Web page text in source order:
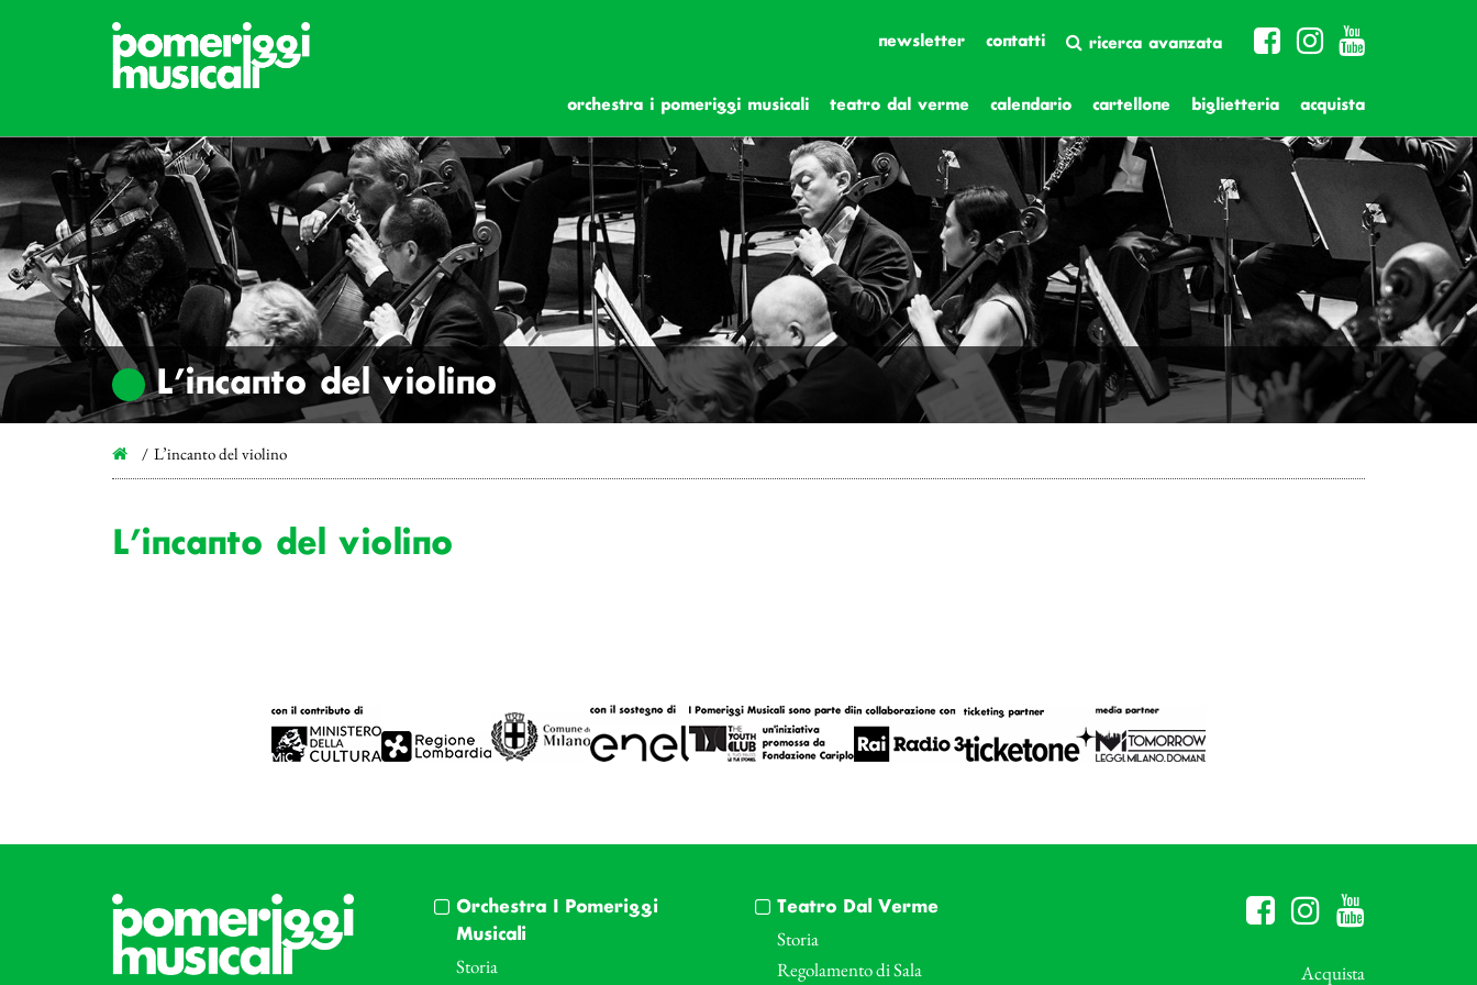
newsletter contatti ricerca avanzata
orchestra i pomeriggi musicali teatro dal verme calendario cartellone biglietteria acquista
L’incanto del violino
L’incanto del violino
L’incanto del violino
Orchestra I Pomeriggi
Musicali
Storia
Teatro Dal Verme
Storia
Regolamento di Sala
Acquista